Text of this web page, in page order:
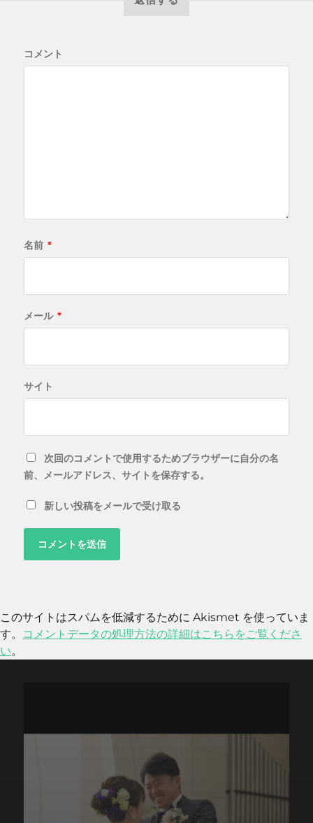
コメント
名前 *
メール *
サイト
次回のコメントで使用するためブラウザーに自分の名
前、メールアドレス、サイトを保存する。
新しい投稿をメールで受け取る
このサイトはスパムを低減するために Akismet を使っていま
す。
コメントデータの処理方法の詳細はこちらをご覧くださ
い。